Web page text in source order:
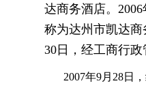
达商务酒店。
称为达州市凯达
30日，经工商行
2007年9月28日